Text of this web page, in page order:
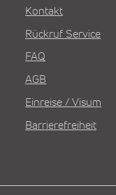
Kontakt
Rückruf Service
FAQ
AGB
Einreise / Visum
Barrierefreiheit